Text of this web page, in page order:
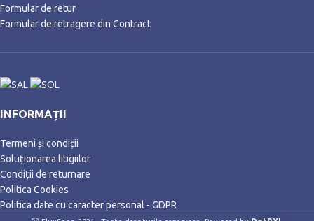
Formular de retur
Formular de retragere din Contract
INFORMAȚII
Termeni și condiții
Soluționarea litigiilor
Condiții de returnare
Politica Cookies
Politica date cu caracter personal - GDPR